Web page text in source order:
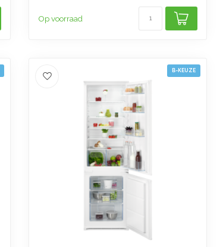
Op voorraad
B-KEUZE